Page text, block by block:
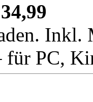
Inkl.
PC,